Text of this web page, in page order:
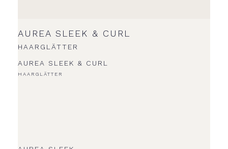
AUREA SLEEK & CURL
HAARGLÄTTER
AUREA SLEEK & CURL
HAARGLÄTTER